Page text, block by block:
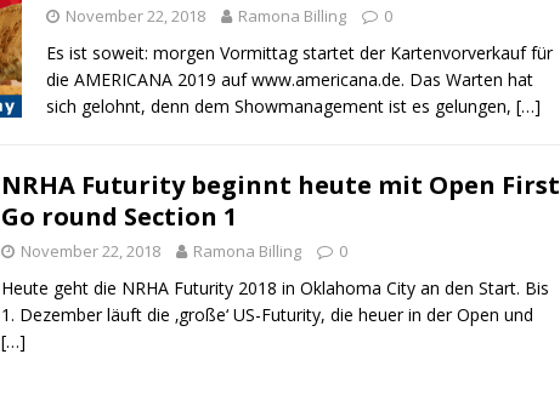
November 22, 2018 Ramona Billing 0
Es ist soweit: morgen Vormittag startet der Kartenvorverkauf für
die AMERICANA 2019 auf www.americana.de. Das Warten hat
sich gelohnt, denn dem Showmanagement ist es gelungen, […]
NRHA Futurity beginnt heute mit Open First
Go round Section 1
November 22, 2018 Ramona Billing 0
Heute geht die NRHA Futurity 2018 in Oklahoma City an den Start. Bis
1. Dezember läuft die ‚große‘ US-Futurity, die heuer in der Open und
[…]